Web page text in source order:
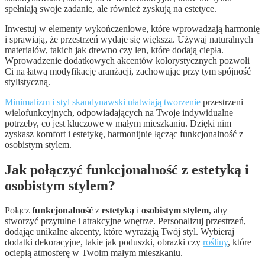
spełniają swoje zadanie, ale również zyskują na estetyce.
Inwestuj w elementy wykończeniowe, które wprowadzają harmonię
i sprawiają, że przestrzeń wydaje się większa. Używaj naturalnych
materiałów, takich jak drewno czy len, które dodają ciepła.
Wprowadzenie dodatkowych akcentów kolorystycznych pozwoli
Ci na łatwą modyfikację aranżacji, zachowując przy tym spójność
stylistyczną.
Minimalizm i styl skandynawski ułatwiają tworzenie przestrzeni
wielofunkcyjnych, odpowiadających na Twoje indywidualne
potrzeby, co jest kluczowe w małym mieszkaniu. Dzięki nim
zyskasz komfort i estetykę, harmonijnie łącząc funkcjonalność z
osobistym stylem.
Jak połączyć funkcjonalność z estetyką i
osobistym stylem?
Połącz funkcjonalność z estetyką i osobistym stylem, aby
stworzyć przytulne i atrakcyjne wnętrze. Personalizuj przestrzeń,
dodając unikalne akcenty, które wyrażają Twój styl. Wybieraj
dodatki dekoracyjne, takie jak poduszki, obrazki czy rośliny, które
ocieplą atmosferę w Twoim małym mieszkaniu.